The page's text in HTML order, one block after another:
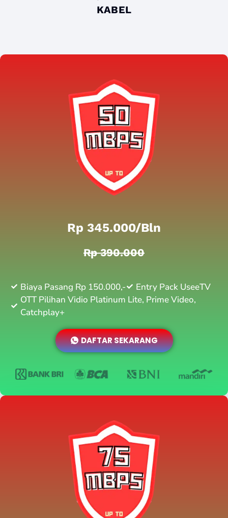
KABEL
Rp 345.000/bln
Rp 390.000
Biaya Pasang Rp 150.000,-
Entry Pack UseeTV
OTT Pilihan Vidio Platinum Lite, Prime Video,
Catchplay+
DAFTAR SEKARANG